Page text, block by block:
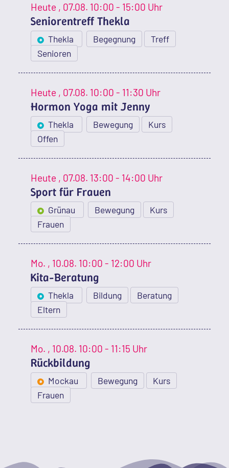
Heute , 07.08. 10:00 - 15:00 Uhr
Seniorentreff Thekla
Thekla Begegnung
Treff
Senioren
Heute , 07.08. 10:00 - 11:30 Uhr
Hormon Yoga mit Jenny
Thekla Bewegung
Kurs
Offen
Heute , 07.08. 13:00 - 14:00 Uhr
Sport für Frauen
Grünau Bewegung
Kurs
Frauen
Mo. , 10.08. 10:00 - 12:00 Uhr
Kita-Beratung
Thekla Bildung
Beratung
Eltern
Mo. , 10.08. 10:00 - 11:15 Uhr
Rückbildung
Mockau Bewegung
Kurs
Frauen